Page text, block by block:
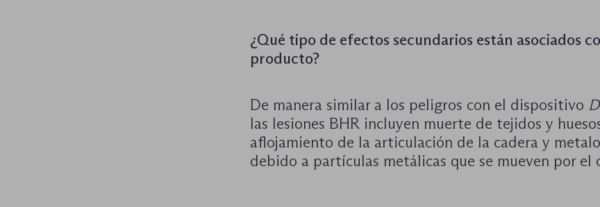
¿Qué tipo de efectos secundarios están asociados
producto?
De manera similar a los peligros con el dispositivo
las lesiones BHR incluyen muerte de tejidos y
aflojamiento de la articulación de la cadera y
debido a partículas metálicas que se mueven por el